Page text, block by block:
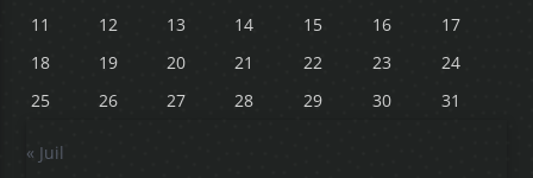
11
12 13 14 15 16
17
18
19 20 21 22 23
24
25
26 27 28 29 30 31
« Juil